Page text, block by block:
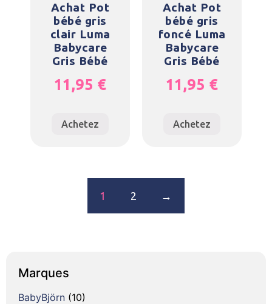
Achat Pot
bébé gris
clair Luma
Babycare
Gris Bébé
11,95 €
Achetez
Achat Pot
bébé gris
foncé Luma
Babycare
Gris Bébé
11,95 €
Achetez
1 2 →
Marques
BabyBjörn (10)